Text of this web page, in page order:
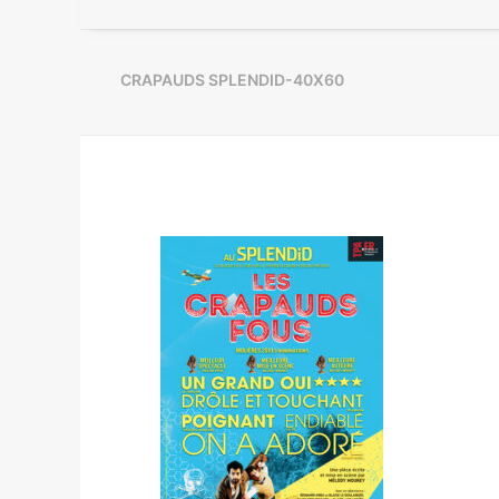
CRAPAUDS SPLENDID-40X60